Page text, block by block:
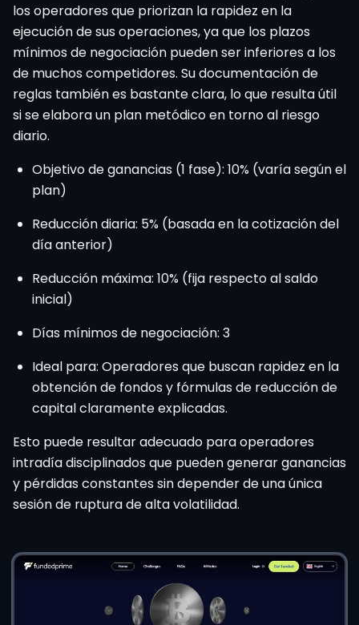
los operadores que priorizan la rapidez en la
ejecución de sus operaciones, ya que los plazos
mínimos de negociación pueden ser inferiores a los
de muchos competidores. Su documentación de
reglas también es bastante clara, lo que resulta útil
si se elabora un plan metódico en torno al riesgo
diario.
Objetivo de ganancias (1 fase): 10% (varía según el
plan)
Reducción diaria: 5% (basada en la cotización del
día anterior)
Reducción máxima: 10% (fija respecto al saldo
inicial)
Días mínimos de negociación: 3
Ideal para: Operadores que buscan rapidez en la
obtención de fondos y fórmulas de reducción de
capital claramente explicadas.
Esto puede resultar adecuado para operadores
intradía disciplinados que pueden generar ganancias
y pérdidas constantes sin depender de una única
sesión de ruptura de alta volatilidad.